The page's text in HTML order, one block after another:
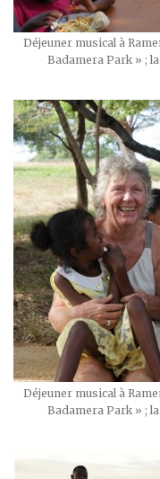
Déjeuner musical à
Badamera Park » ;
Déjeuner musical à
Badamera Park » ;